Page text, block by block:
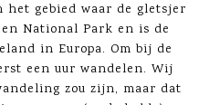
gebied waar de gletsjer
National Park en is de
in Europa. Om bij de
een uur wandelen. Wij
zou zijn, maar dat